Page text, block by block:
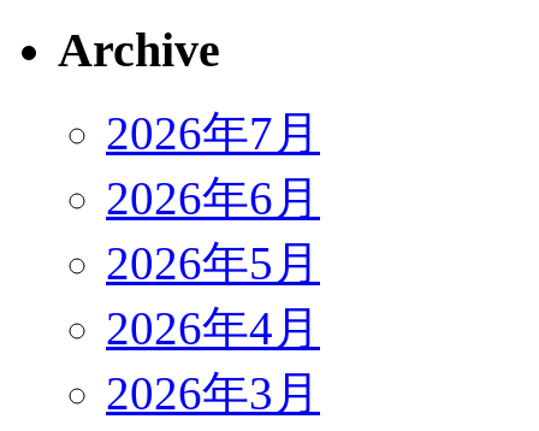
Archive
2026年7月
2026年6月
2026年5月
2026年4月
2026年3月